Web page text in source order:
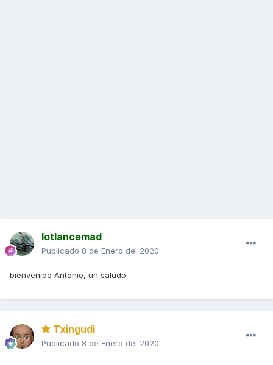
lotlancemad
Publicado 8 de Enero del 2020
bienvenido Antonio, un saludo.
Txingudi
Publicado 8 de Enero del 2020